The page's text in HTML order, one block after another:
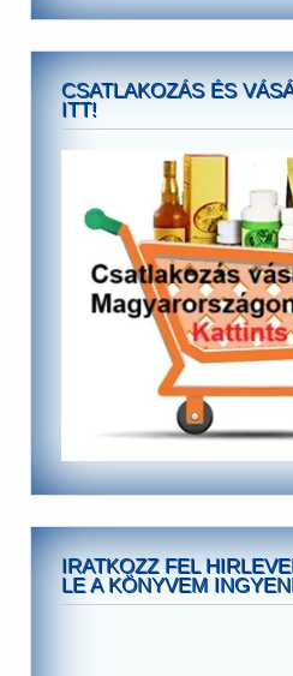
CSATLAKOZÁS ÉS
ITT!
IRATKOZZ FEL
LE A KÖNYVEM